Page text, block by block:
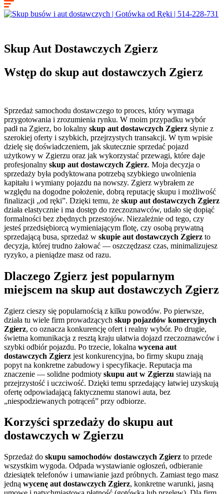
Skup Aut Dostawczych Zgierz
Wstęp do skup aut dostawczych Zgierz
Sprzedaż samochodu dostawczego to proces, który wymaga
przygotowania i zrozumienia rynku. W moim przypadku wybór
padł na Zgierz, bo lokalny skup aut dostawczych Zgierz słynie z
szerokiej oferty i szybkich, przejrzystych transakcji. W tym wpisie
dzielę się doświadczeniem, jak skutecznie sprzedać pojazd
użytkowy w Zgierzu oraz jak wykorzystać przewagi, które daje
profesjonalny skup aut dostawczych Zgierz. Moja decyzja o
sprzedaży była podyktowana potrzebą szybkiego uwolnienia
kapitału i wymiany pojazdu na nowszy. Zgierz wybrałem ze
względu na dogodne położenie, dobrą reputację skupu i możliwość
finalizacji „od ręki”. Dzięki temu, że skup aut dostawczych Zgierz
działa elastycznie i ma dostęp do rzeczoznawców, udało się dopiąć
formalności bez zbędnych przestojów. Niezależnie od tego, czy
jesteś przedsiębiorcą wymieniającym flotę, czy osobą prywatną
sprzedającą busa, sprzedaż w skupie aut dostawczych Zgierz to
decyzja, której trudno żałować — oszczędzasz czas, minimalizujesz
ryzyko, a pieniądze masz od razu.
Dlaczego Zgierz jest popularnym
miejscem na skup aut dostawczych Zgierz
Zgierz cieszy się popularnością z kilku powodów. Po pierwsze,
działa tu wiele firm prowadzących skup pojazdów komercyjnych
Zgierz, co oznacza konkurencję ofert i realny wybór. Po drugie,
świetna komunikacja z resztą kraju ułatwia dojazd rzeczoznawców i
szybki odbiór pojazdu. Po trzecie, lokalna wycena aut
dostawczych Zgierz jest konkurencyjna, bo firmy skupu znają
popyt na konkretne zabudowy i specyfikacje. Reputacja ma
znaczenie — solidne podmioty skupu aut w Zgierzu stawiają na
przejrzystość i uczciwość. Dzięki temu sprzedający łatwiej uzyskują
ofertę odpowiadającą faktycznemu stanowi auta, bez
„niespodziewanych potrąceń” przy odbiorze.
Korzyści sprzedaży do skupu aut
dostawczych w Zgierzu
Sprzedaż do skupu samochodów dostawczych Zgierz to przede
wszystkim wygoda. Odpada wystawianie ogłoszeń, odbieranie
dziesiątek telefonów i umawianie jazd próbnych. Zamiast tego masz
jedną wycenę aut dostawczych Zgierz, konkretne warunki, jasną